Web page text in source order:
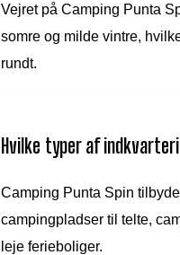
Vejret på Camping Punta
somre og milde vintre,
rundt.
Hvilke typer af
Camping Punta Spin
campingpladser til telte,
leje ferieboliger.